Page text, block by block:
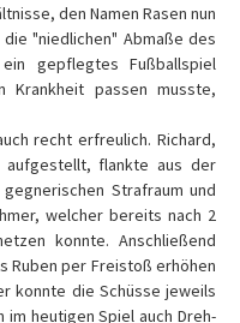
den Namen Rasen nun
"niedlichen" Abmaße des
gepflegtes Fußballspiel
Krankheit passen musste,
recht erfreulich. Richard,
flankte aus der
Strafraum und
welcher bereits nach 2
konnte. Anschließend
Ruben per Freistoß erhöhen
konnte die Schüsse jeweils
im heutigen Spiel auch Dreh-